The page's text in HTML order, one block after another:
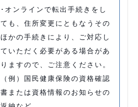
･オンラインで転出手続きをし
ても、住所変更にともなうその
ほかの手続きにより、ご対応し
ていただく必要がある場合があ
りますので、ご注意ください。
（例）国民健康保険の資格確認
書または資格情報のお知らせの